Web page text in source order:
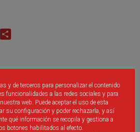
WhatsApp
Publicaciones Relacionadas.
y de terceros para personalizar el contenido
funcionalidades a las redes sociales y para
web. Puede aceptar el uso de esta
su configuración y poder rechazarla, y así
qué información se recopila y gestiona a
botones habilitados al efecto.